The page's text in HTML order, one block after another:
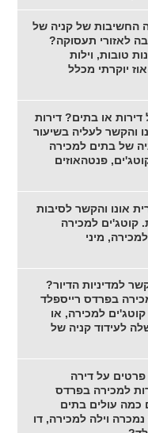
החשיבות של קניה של
לאזורי תעסוקה?
טובות, וילות
יוקרתי מכלל
או בתים? דירות
והקשר לעליה בשיעור
של בתים למכירה
פנטהאוזים
אונו והקשר לסיבות
קוטג'ים למכירה
מיני
למדיניות הדיור?
בפרדס רייספלד
למכירה, או
לעידוד קניה של
פרטים על דירה
למכירה בפרדס
כמה עולים בתים
וילה למכירה, דו